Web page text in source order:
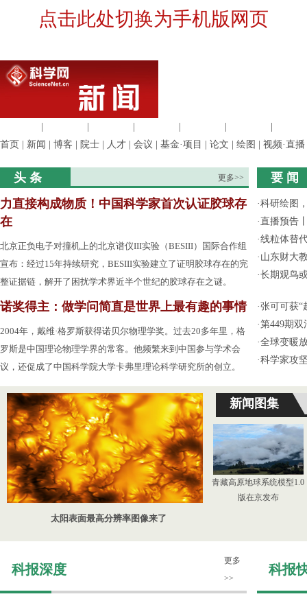
点击此处切换为手机版网页
首页
新闻 博客 院士 人才 会议 基金·项目 论文 绘图 视频·直播
头 条 更多>>
力直接构成物质！中国科学家首次认证胶球存
在
北京正负电子对撞机上的北京谱仪III实验（BESIII）国际合作组
宣布：经过15年持续研究，BESIII实验建立了证明胶球存在的完
整证据链，解开了困扰学术界近半个世纪的胶球存在之谜。
诺奖得主：做学问简直是世界上最有趣的事情
2004年，戴维·格罗斯获得诺贝尔物理学奖。过去20多年里，格
罗斯是中国理论物理学界的常客。他频繁来到中国参与学术会
议，还促成了中国科学院大学卡弗里理论科学研究所的创立。
要 闻
·科研绘图
·直播预告
·线粒体替
· 山东财大
·长期观鸟
·张可可获“
·第449期双
·全球变暖
·科学家攻
太阳表面最高分辨率图像来了
新闻图集
青藏高原地球系统模型1.0
版在京发布
科报深度
更多
>>
科报